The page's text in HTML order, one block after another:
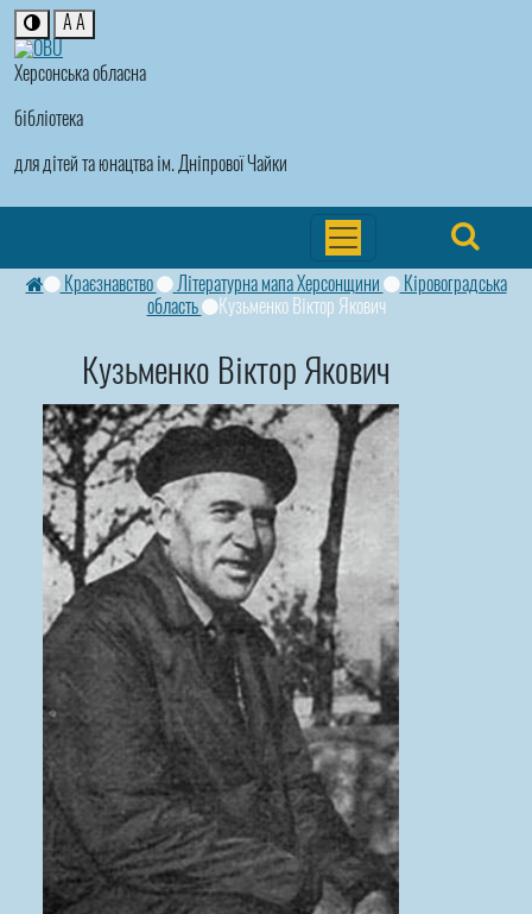
Херсонська обласна
бібліотека
для дітей та юнацтва ім. Дніпрової Чайки
A A
Краєзнавство Літературна мапа Херсонщини
Кіровоградська
область
Кузьменко Віктор Якович
Кузьменко Віктор Якович